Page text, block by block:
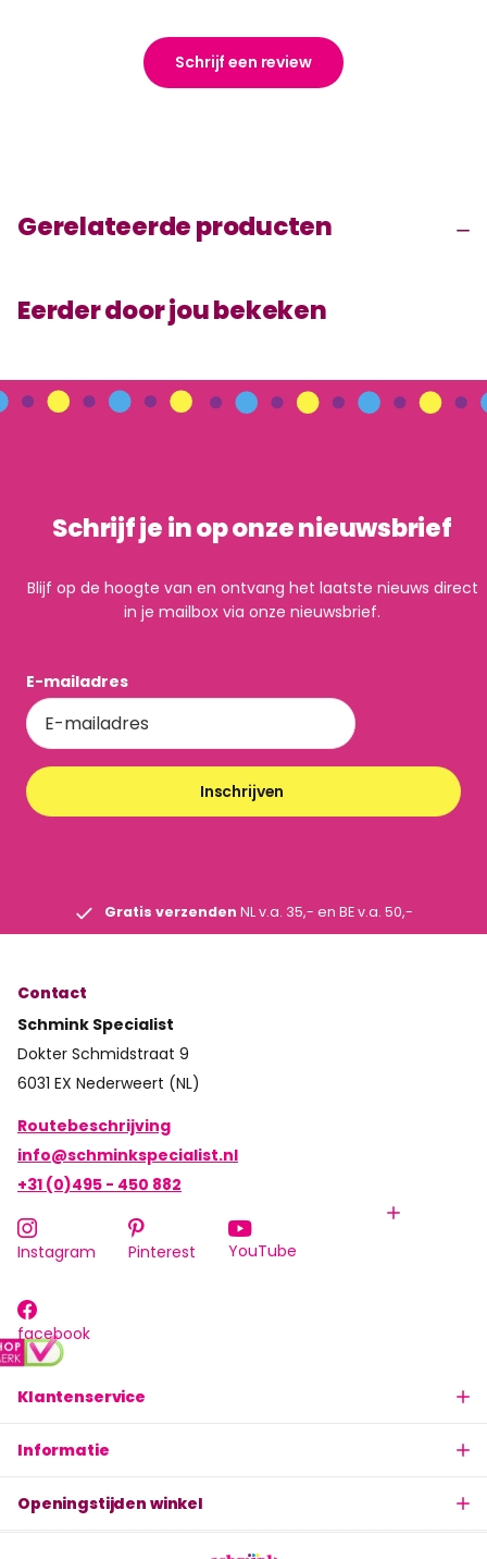
Schrijf een review
Gerelateerde producten
Eerder door jou bekeken
Schrijf je in op onze nieuwsbrief
Blijf op de hoogte van en ontvang het laatste nieuws direct
in je mailbox via onze nieuwsbrief.
E-mailadres
Inschrijven
Gratis verzenden NL v.a. 35,- en BE v.a. 50,-
Klantenservice
Informatie
Openingstijden winkel
Contact
Schmink Specialist
Dokter Schmidstraat 9
6031 EX Nederweert (NL)
Routebeschrijving
info@schminkspecialist.nl
+31 (0)495 - 450 882
Instagram Pinterest YouTube
facebook